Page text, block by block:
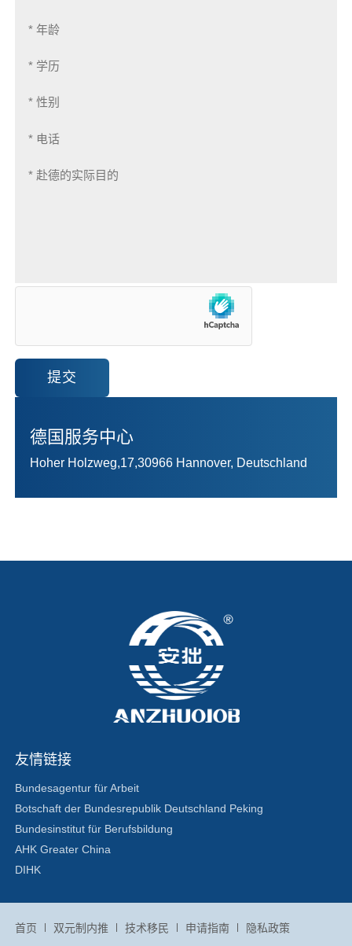
提交
德国服务中心
Hoher Holzweg,17,30966 Hannover, Deutschland
友情链接
Bundesagentur für Arbeit
Botschaft der Bundesrepublik Deutschland Peking
Bundesinstitut für Berufsbildung
AHK Greater China
DIHK
首页 双元制内推 技术移民 申请指南 隐私政策
联系我们